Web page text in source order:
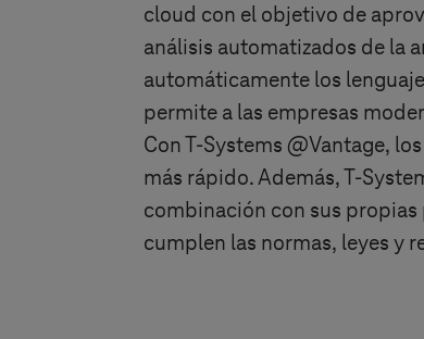
cloud con el objetivo de
análisis automatizados de la
automáticamente los
permite a las empresas
ConT-Systems @Vantage,
más rápido. Además,T-
combinación con sus propias
cumplen las normas, leyes y